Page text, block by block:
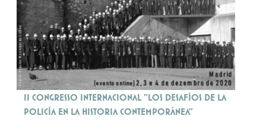
II Congresso Internacional "Los Desafíos de la
Policía en la Historia Contemporánea"